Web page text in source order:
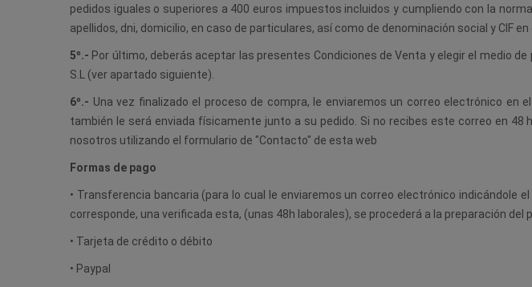
pedidos iguales o superiores a 400 euros impuestos incluidos y cumpliendo con la
apellidos, dni, domicilio, en caso de particulares, así como de denominación social y CIF
5º.- Por último, deberás aceptar las presentes Condiciones de Venta y elegir el medio de
S.L (ver apartado siguiente).
6º.- Una vez finalizado el proceso de compra, le enviaremos un correo electrónico
también le será enviada físicamente junto a su pedido. Si no recibes este correo en
nosotros utilizando el formulario de "Contacto" de esta web
Formas de pago
• Transferencia bancaria (para lo cual le enviaremos un correo electrónico indicándole
corresponde, una verificada esta, (unas 48h laborales), se procederá a la preparación del
• Tarjeta de crédito o débito
• Paypal